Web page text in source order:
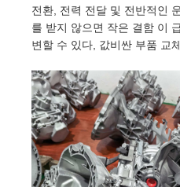
전환, 전력 전달 및 전반적인
를 받지 않으면 작은 결함 이
변할 수 있다, 값비싼 부품 교